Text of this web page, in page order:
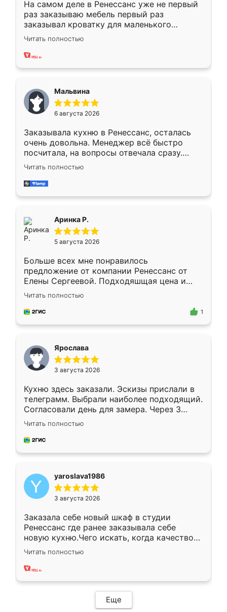
На самом деле в Ренессанс уже не первый
раз заказываю мебель первый раз
заказывал кроватку для маленького
ребёнка при его рождении ,во второй раз
заказал шкаф-купе. По качеству очень
хорошее сборка достаточно быстрая,
меньше, здесь же он более разнообразный.
Мне нравится ,если что-то потребуется из
мебели буду заказывать только здесь.
Читать полностью
Мальвина
6 августа 2026
Заказывала кухню в Ренессанс, осталась
очень довольна. Менеджер всё быстро
посчитала, на вопросы отвечала сразу.
Замерщик приехал в субботу, подошёл к
делу со всей ответственностью. Собрали
за день, ребята работали аккуратно, даже
Читать полностью
Аринка Р.
5 августа 2026
Больше всех мне понравилось
предложение от компании Ренессанс от
Елены Сергеевой. Подходяшщая цена и
короткие сроки изготовления. Приехавший
для замера сотрудник Владислав
предложил по моему эскизу самый
Читать полностью
1
Ярослава
3 августа 2026
Кухню здесь заказали. Эскизы прислали в
телеграмм. Выбрали наиболее подходящий.
Согласовали день для замера. Через 3
недели кухня была уже готова. Остались
довольны работой. Спасибо Ренессанс
мебель за качественную работу!
Читать полностью
yaroslava1986
3 августа 2026
Заказала себе новый шкаф в студии
Ренессанс где ранее заказывала себе
новую кухню.Чего искать, когда качеством
вполне довольна. Служит кухня уже почти
два года, нареканий нет.
Читать полностью
Еще